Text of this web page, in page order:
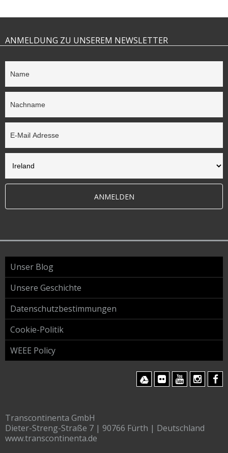
ANMELDUNG ZU UNSEREM NEWSLETTER
ANMELDEN
Unser Blog
Unsere Geschichte
Datenschutzbestimmungen
Cookie-Politik
WEEE Policy
Transcontinenta GmbH
Dieter-Streng-Straße 7 | 90766 Fürth | Deutschland
www.transcontinenta.de